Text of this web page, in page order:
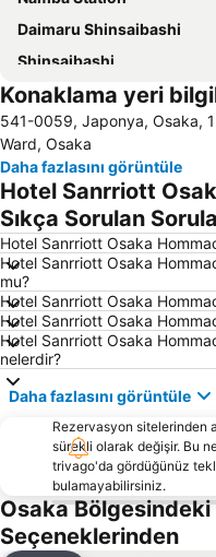
Daimaru Shinsaibashi
Shinsaibashi
Universal Studios Japan
Gion-Shijo Station
Shinosaka Station
Osaka jo
Tennoji
Kita
International Airport Osaka
Nipponbashi Denden
Fushimi Inari taisha Shrine
Arima Onsen
Osaka Castle
Shijo Station
Kyoto International Conference
Shimogyo
Konaklama yeri
541-0059, Japonya, Osaka,
Ward, Osaka
Daha fazlasını görüntüle
Hotel Sanrriott
Sıkça Sorulan
Hotel Sanrriott Osaka
Hotel Sanrriott Osaka
mu?
Hotel Sanrriott Osaka
Hotel Sanrriott Osaka
Hotel Sanrriott Osaka
nelerdir?
Daha fazlasını görüntüle
Rezervasyon sitelerinden
sürekli olarak değişir. Bu
trivago'da gördüğünüz
bulamayabilirsiniz.
Osaka Bölgesindeki
Seçeneklerinden